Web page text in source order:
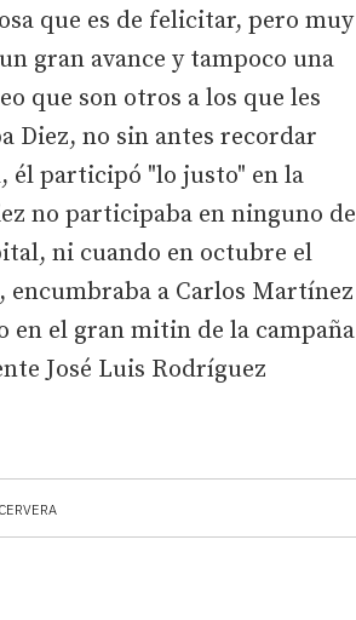
que es de felicitar, pero muy
gran avance y tampoco una
que son otros a los que les
Diez, no sin antes recordar
él participó "lo justo" en la
no participaba en ninguno de
ni cuando en octubre el
encumbraba a Carlos Martínez
en el gran mitin de la campaña
José Luis Rodríguez